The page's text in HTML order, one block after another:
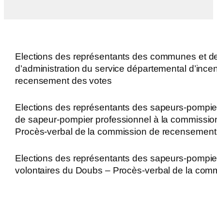
Elections des représentants des communes et
d’administration du service départemental
recensement des votes
Elections des représentants des sapeurs-
de sapeur-pompier professionnel à la
Procès-verbal de la commission de
Elections des représentants des sapeurs-
volontaires du Doubs – Procès-verbal de la